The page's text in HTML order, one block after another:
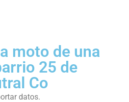
moto de una
25 de
Co
datos.